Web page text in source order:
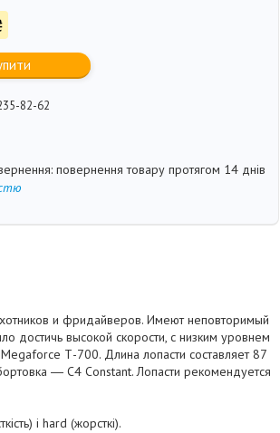
82-62
повернення товару протягом 14 днів
и фридайверов. Имеют неповторимый
достичь высокой скорости, с низким уровнем
Т-700. Длина лопасти составляет 87
― C4 Constant. Лопасти рекомендуется
і hard (жорсткі).